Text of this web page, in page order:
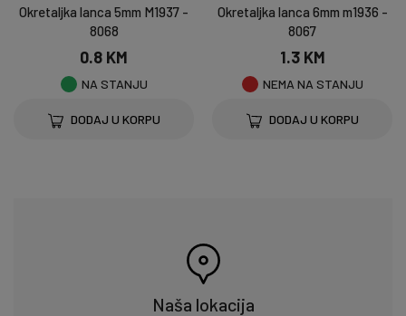
Okretaljka lanca 5mm M1937 -
8068
0.8 KM
NA STANJU
DODAJ U KORPU
Okretaljka lanca 6mm m1936 -
8067
1.3 KM
NEMA NA STANJU
DODAJ U KORPU
Naša lokacija